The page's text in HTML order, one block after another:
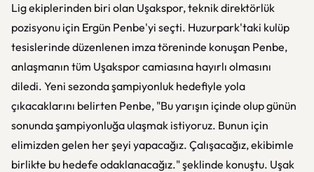
Lig ekiplerinden biri olan Uşakspor, teknik direktörlük
pozisyonu için Ergün Penbe'yi seçti. Huzurpark'taki kulüp
tesislerinde düzenlenen imza töreninde konuşan Penbe,
anlaşmanın tüm Uşakspor camiasına hayırlı olmasını
diledi. Yeni sezonda şampiyonluk hedefiyle yola
çıkacaklarını belirten Penbe, "Bu yarışın içinde olup günün
sonunda şampiyonluğa ulaşmak istiyoruz. Bunun için
elimizden gelen her şeyi yapacağız. Çalışacağız, ekibimle
birlikte bu hedefe odaklanacağız." şeklinde konuştu. Uşak